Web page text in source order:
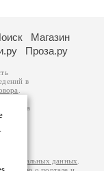
Магазин
Проза.ру
в
за
данных